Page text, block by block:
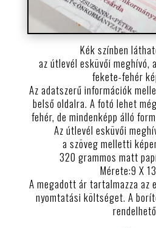
Kék színben
az útlevél esküvői meghívó,
fekete-fehér
Az adatszerű információk
belső oldalra. A fotó lehet
fehér, de mindenképp álló
Az útlevél esküvői
a szöveg melletti
320 grammos matt
Mérete:9 X
A megadott ár tartalmazza az
nyomtatási költséget. A